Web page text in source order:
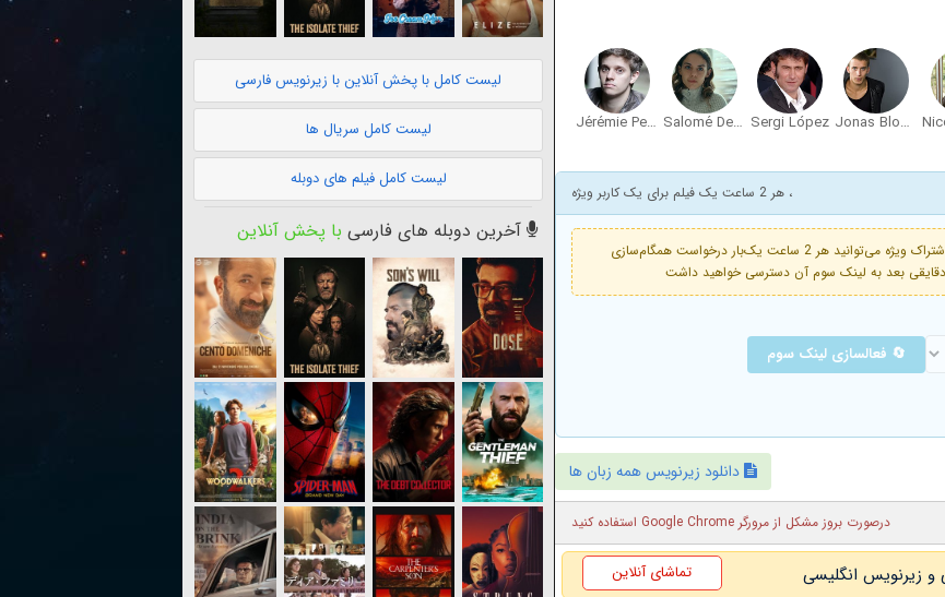
Jonas Bloquet
Sergi López
Salomé Dewaels
Jérémie Petrus
، هر 2 ساعت یک فیلم برای یک کاربر ویژه
فعال است. با خرید اشتراک ویژه می‌توانید هر 2 ساعت یک‌بار درخواست همگام‌سازی
🔄 فعالسازی لینک سوم
دانلود زیرنویس همه زبان ها
درصورت بروز مشکل از مرورگر Google Chrome استفاده کنید
تماشای آنلاین
لیست کامل با پخش آنلاین با زیرنویس فارسی
لیست کامل سریال ها
لیست کامل فیلم های دوبله
آخرین دوبله های فارسی با پخش آنلاین